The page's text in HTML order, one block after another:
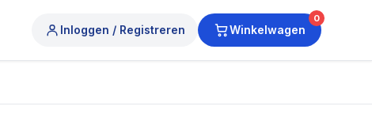
Inloggen / Registreren Winkelwagen
0